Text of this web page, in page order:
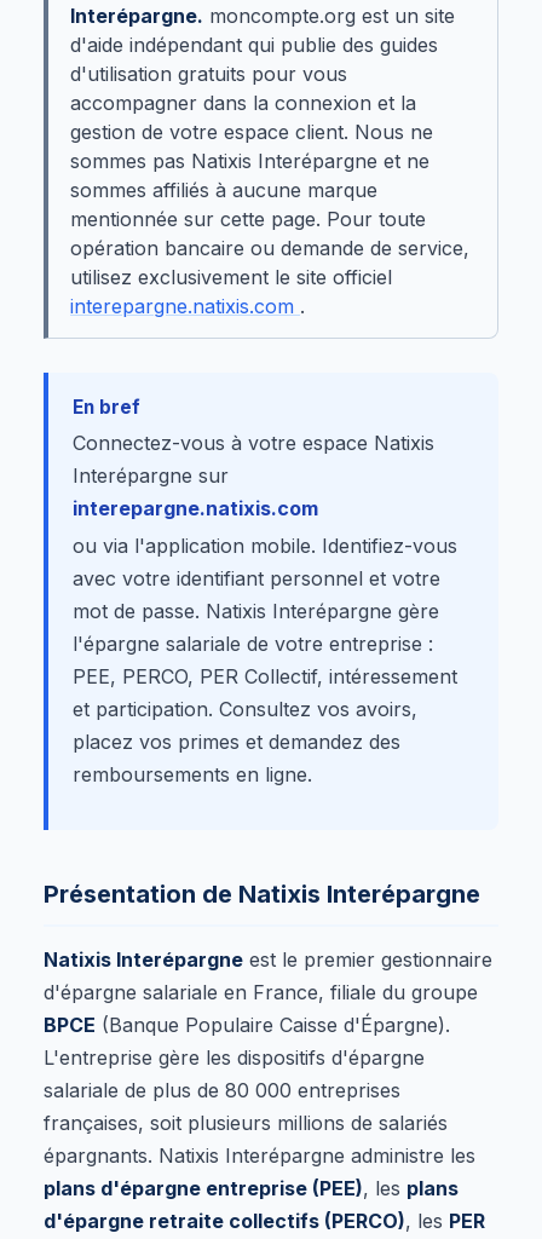
Interépargne. moncompte.org est un site
d'aide indépendant qui publie des guides
d'utilisation gratuits pour vous
accompagner dans la connexion et la
gestion de votre espace client. Nous ne
sommes pas Natixis Interépargne et ne
sommes affiliés à aucune marque
mentionnée sur cette page. Pour toute
opération bancaire ou demande de service,
utilisez exclusivement le site officiel
interepargne.natixis.com .
En bref
Connectez-vous à votre espace Natixis
Interépargne sur
interepargne.natixis.com
ou via l'application mobile. Identifiez-vous
avec votre identifiant personnel et votre
mot de passe. Natixis Interépargne gère
l'épargne salariale de votre entreprise :
PEE, PERCO, PER Collectif, intéressement
et participation. Consultez vos avoirs,
placez vos primes et demandez des
remboursements en ligne.
Présentation de Natixis Interépargne
Natixis Interépargne est le premier gestionnaire
d'épargne salariale en France, filiale du groupe
BPCE (Banque Populaire Caisse d'Épargne).
L'entreprise gère les dispositifs d'épargne
salariale de plus de 80 000 entreprises
françaises, soit plusieurs millions de salariés
épargnants. Natixis Interépargne administre les
plans d'épargne entreprise (PEE), les plans
d'épargne retraite collectifs (PERCO), les PER